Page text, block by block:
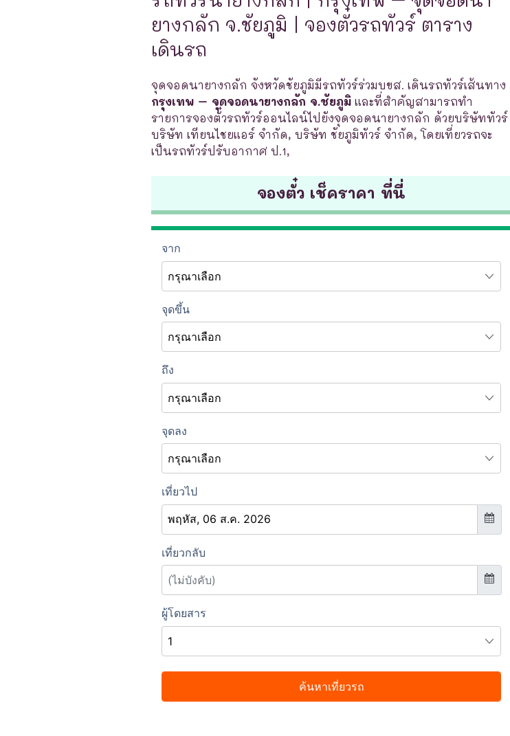
ยางกลัก จ.ชัยภูมิ | จองตั๋วรถทัวร์ ตาราง
เดินรถ
จุดจอดนายางกลัก จังหวัดชัยภูมิมีรถทัวร์ร่วมบขส. เดินรถทัวร์เส้นทาง
กรุงเทพ – จุดจอดนายางกลัก จ.ชัยภูมิ และที่สำคัญสามารถทำ
รายการจองตั๋วรถทัวร์ออนไลน์ไปยังจุดจอดนายางกลัก ด้วยบริษัททัวร์
บริษัท เทียนไชยแอร์ จำกัด, บริษัท ชัยภูมิทัวร์ จำกัด, โดยเที่ยวรถจะ
เป็นรถทัวร์ปรับอากาศ ป.1,
จองตั๋ว เช็คราคา ที่นี่